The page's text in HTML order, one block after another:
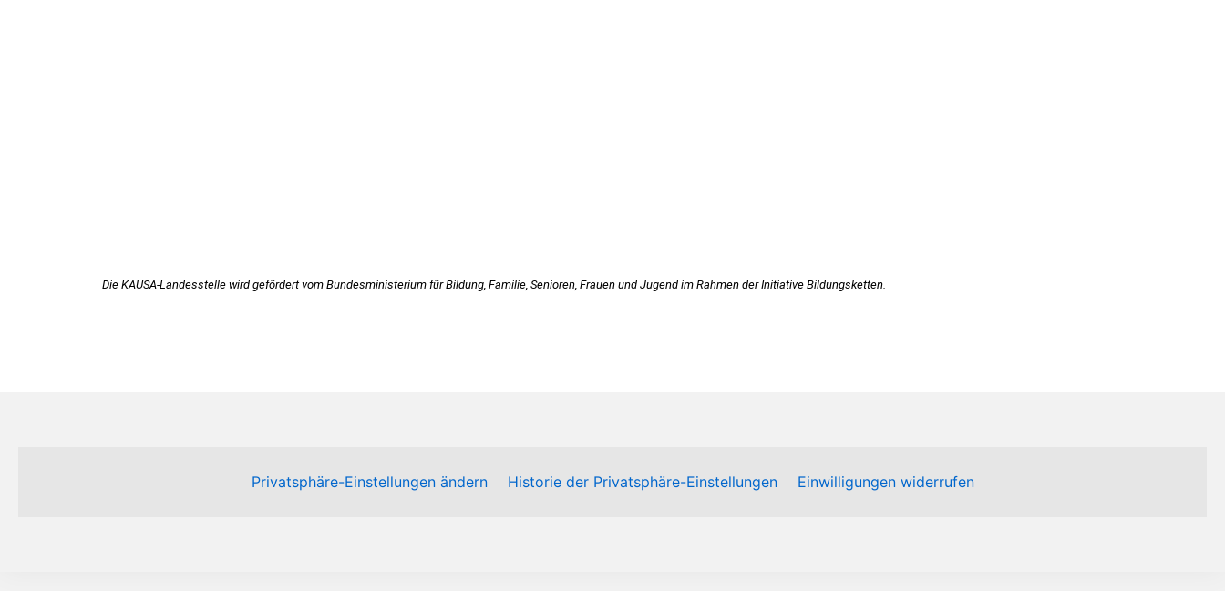
Die KAUSA-Landesstelle wird gefördert vom Bundesministerium für Bildung, Familie, Senioren, Frauen und Jugend im Rahmen der Initiative Bildungsketten.
Privatsphäre-Einstellungen ändern Historie der Privatsphäre-Einstellungen Einwilligungen widerrufen